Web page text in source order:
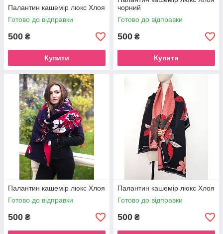
Палантин кашемір люкс Хлоя
Готово до відправки
500 ₴
Купити
чорний
Готово до відправки
500 ₴
Купити
Палантин кашемір люкс Хлоя
Готово до відправки
500 ₴
Палантин кашемір люкс Хлоя
Готово до відправки
500 ₴